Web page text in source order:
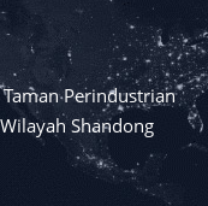
Perindustrian
Shandong